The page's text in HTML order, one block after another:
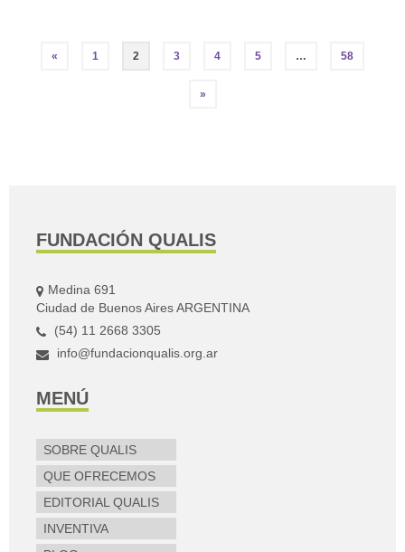
Paginación
« 1 2 3 4 5 … 58
»
FUNDACIÓN QUALIS
Medina 691
Ciudad de Buenos Aires ARGENTINA
(54) 11 2668 3305
info@fundacionqualis.org.ar
MENÚ
SOBRE QUALIS
QUE OFRECEMOS
EDITORIAL QUALIS
INVENTIVA